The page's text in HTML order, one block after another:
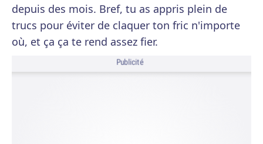
depuis des mois. Bref, tu as appris plein de
trucs pour éviter de claquer ton fric n'importe
où, et ça ça te rend assez fier.
Publicité